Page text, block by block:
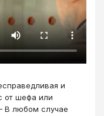
и
от шефа или
В любом случае